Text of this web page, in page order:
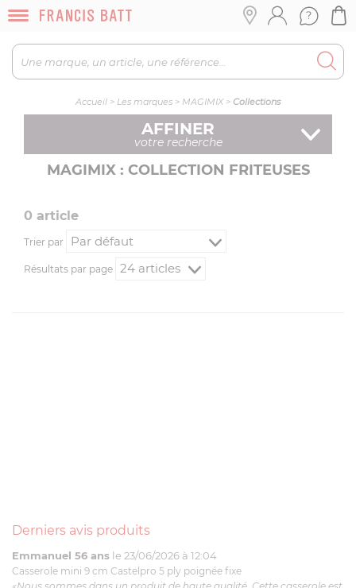
Accueil > Les marques > MAGIMIX> Collections
AFFINER
votre recherche
MAGIMIX : COLLECTION FRITEUSES
0 article
Trier par
Résultats par page
Derniers avis produits
Emmanuel 56 ans le 23/06/2026 à 12:04
Casserole mini 9 cm Castelpro 5 ply poignée fixe